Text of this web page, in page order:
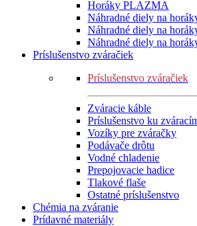
Horáky PLAZMA
Náhradné diely na
Náhradné diely na
Náhradné diely na
Príslušenstvo zváračiek
Príslušenstvo zváračiek
Zváracie káble
Príslušenstvo ku
Vozíky pre zváračky
Podávače drôtu
Vodné chladenie
Prepojovacie hadice
Tlakové flaše
Ostatné príslušenstvo
Chémia na zváranie
Prídavné materiály